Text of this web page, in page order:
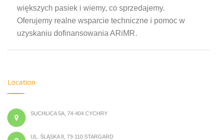
większych pasiek i wiemy, co sprzedajemy.
Oferujemy realne wsparcie techniczne i pomoc w
uzyskaniu dofinansowania ARiMR.
Location
SUCHLICA 5A, 74-404 CYCHRY
UL. ŚLĄSKA 8, 73-110 STARGARD